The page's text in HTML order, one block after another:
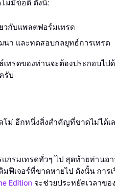
ม่มีข้อดี ดังนี้:
วกับแพลตฟอร์มเทรด
า และทดสอบกลยุทธ์การเทรด
ทรดของท่านจะต้องประกอบไป
รับ
โม่ อีกหนึ่งสิ่งสำคัญที่ขาดไม่ได้
กรมเทรดทั่วๆ ไป สุดท้ายท่านอา
มฟีเจอร์ที่ขาดหายไป ดังนั้น การ
Edition จะช่วยประหยัดเวลาขอ